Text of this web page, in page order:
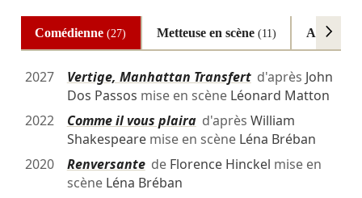
Comédienne(27) Metteuse en scène (11)
2027 Vertige, Manhattan Transfertd'après John
Dos Passos mise en scène Léonard Matton
2022
Comme il vous plairad'après William
Shakespearemise en scène Léna Bréban
2020
Renversantede Florence Hinckel mise en
scène Léna Bréban